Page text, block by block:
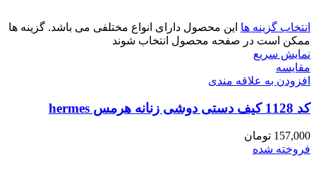
انتخاب گزینه ها این محصول دارای انواع مختلفی می باشد. گزینه ها
ممکن است در صفحه محصول انتخاب شوند
نمایش سریع
مقايسه
افزودن به علاقه مندی
کد 1128 کیف دستی دوشی زنانه هرمس hermes
157,000 تومان
فروخته شده